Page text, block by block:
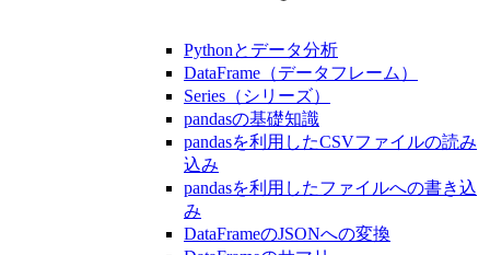
Pythonとデータ分析
DataFrame（データフレーム）
Series（シリーズ）
pandasの基礎知識
pandasを利用したCSVファイルの読み
込み
pandasを利用したファイルへの書き込
み
DataFrameのJSONへの変換